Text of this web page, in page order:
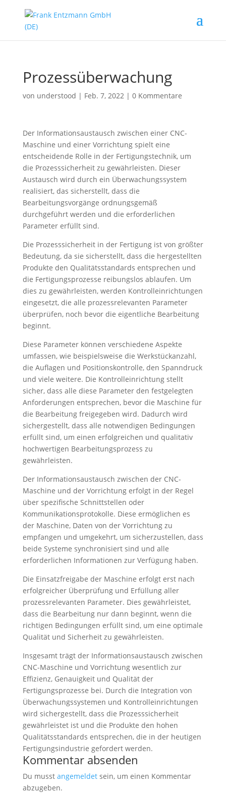
Prozessüberwachung
von understood | Feb. 7, 2022| 0 Kommentare
Der Informationsaustausch zwischen einer CNC-
Maschine und einer Vorrichtung spielt eine
entscheidende Rolle in der Fertigungstechnik, um
die Prozesssicherheit zu gewährleisten. Dieser
Austausch wird durch ein Überwachungssystem
realisiert, das sicherstellt, dass die
Bearbeitungsvorgänge ordnungsgemäß
durchgeführt werden und die erforderlichen
Parameter erfüllt sind.
Die Prozesssicherheit in der Fertigung ist von größter
Bedeutung, da sie sicherstellt, dass die hergestellten
Produkte den Qualitätsstandards entsprechen und
die Fertigungsprozesse reibungslos ablaufen. Um
dies zu gewährleisten, werden Kontrolleinrichtungen
eingesetzt, die alle prozessrelevanten Parameter
überprüfen, noch bevor die eigentliche Bearbeitung
beginnt.
Diese Parameter können verschiedene Aspekte
umfassen, wie beispielsweise die Werkstückanzahl,
die Auflagen und Positionskontrolle, den Spanndruck
und viele weitere. Die Kontrolleinrichtung stellt
sicher, dass alle diese Parameter den festgelegten
Anforderungen entsprechen, bevor die Maschine für
die Bearbeitung freigegeben wird. Dadurch wird
sichergestellt, dass alle notwendigen Bedingungen
erfüllt sind, um einen erfolgreichen und qualitativ
hochwertigen Bearbeitungsprozess zu
gewährleisten.
Der Informationsaustausch zwischen der CNC-
Maschine und der Vorrichtung erfolgt in der Regel
über spezifische Schnittstellen oder
Kommunikationsprotokolle. Diese ermöglichen es
der Maschine, Daten von der Vorrichtung zu
empfangen und umgekehrt, um sicherzustellen, dass
beide Systeme synchronisiert sind und alle
erforderlichen Informationen zur Verfügung haben.
Die Einsatzfreigabe der Maschine erfolgt erst nach
erfolgreicher Überprüfung und Erfüllung aller
prozessrelevanten Parameter. Dies gewährleistet,
dass die Bearbeitung nur dann beginnt, wenn die
richtigen Bedingungen erfüllt sind, um eine optimale
Qualität und Sicherheit zu gewährleisten.
Insgesamt trägt der Informationsaustausch zwischen
CNC-Maschine und Vorrichtung wesentlich zur
Effizienz, Genauigkeit und Qualität der
Fertigungsprozesse bei. Durch die Integration von
Überwachungssystemen und Kontrolleinrichtungen
wird sichergestellt, dass die Prozesssicherheit
gewährleistet ist und die Produkte den hohen
Qualitätsstandards entsprechen, die in der heutigen
Fertigungsindustrie gefordert werden.
Kommentar absenden
Du musst angemeldetsein, um einen Kommentar
abzugeben.